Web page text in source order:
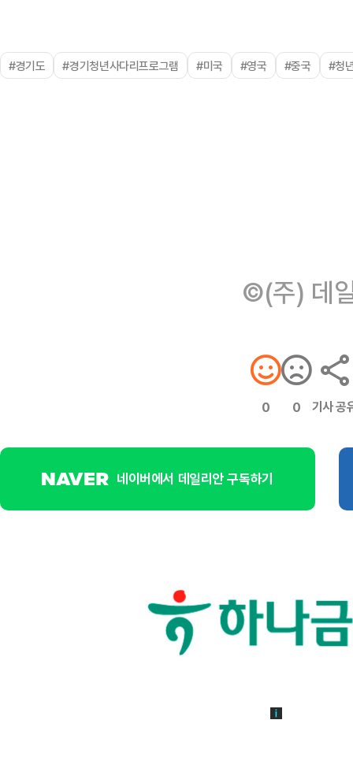
#경기도 #경기청년사다리프로그램 #미국 #영국 #중국 #청
©(주) 데
0 0 기사 공
네이버에서 데일리안 구독하기